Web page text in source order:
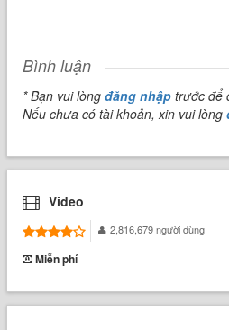
Bình luận
* Bạn vui lòngđăng nhập trước để
Nếu chưa có tài khoản, xin vui lòng
Video
2,816,679 người dùng
Miễn phí